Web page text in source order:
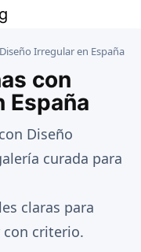
Irregular en España
con
España
Diseño
curada para
claras para
con criterio.